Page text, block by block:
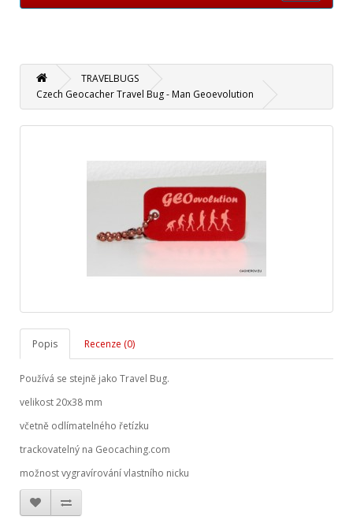
TRAVELBUGS
Czech Geocacher Travel Bug - Man Geoevolution
Popis Recenze (0)
Používá se stejně jako Travel Bug.
velikost 20x38 mm
včetně odlímatelného řetízku
trackovatelný na Geocaching.com
možnost vygravírování vlastního nicku